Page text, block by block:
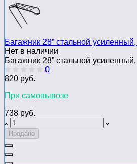
Багажник 28” стальной
Нет в наличии
Багажник 28” стальной
0
820 руб.
При самовывозе
738 руб.
Продано